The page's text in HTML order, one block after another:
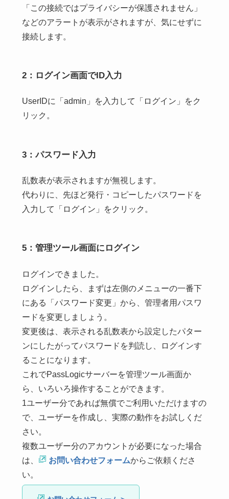
「この接続ではプライバシーが保護されません」
などのアラートが表示がされますが、気にせずに
接続します。
2：ログイン画面でID入力
UserIDに「admin」を入力して「ログイン」をク
リック。
3：パスワード入力
乱数表が表示されますが無視します。
代わりに、先ほど発行・コピーしたパスワードを
入力して「ログイン」をクリック。
5：管理ツール画面にログイン
ログインできました。
ログインしたら、まずは左側のメニューの一番下
にある「パスワード変更」から、管理者用パスワ
ードを変更しましょう。
変更後は、表示される乱数表から設定したパター
ンにしたがってパスワードを判読し、ログインす
ることになります。
これでPassLogicサーバーを管理ツール画面か
ら、いろいろ操作することができます。
1ユーザー分であれば無償でご利用いただけますの
で、ユーザーを作成し、実際の動作をお試しくだ
さい。
複数ユーザー分のアカウントが必要になった場合
は、
お問い合わせフォームからご依頼くださ
い。